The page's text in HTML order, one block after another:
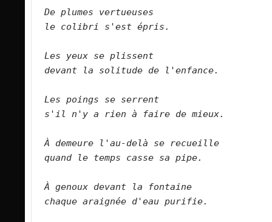
De plumes vertueuses
le colibri s'est épris.
Les yeux se plissent
devant la solitude de l'enfance.
Les poings se serrent
s'il n'y a rien à faire de mieux.
À demeure l'au-delà se recueille
quand le temps casse sa pipe.
À genoux devant la fontaine
chaque araignée d'eau purifie.